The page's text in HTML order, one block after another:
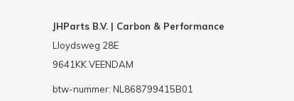
JHParts B.V. | Carbon & Performance
Lloydsweg 28E
9641KK VEENDAM
btw-nummer: NL868799415B01